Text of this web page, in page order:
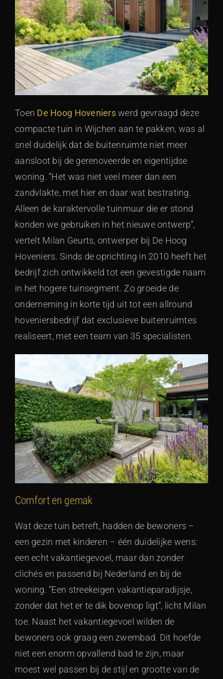
Toen De Hoog Hovenierswerd gevraagd deze
compacte tuin in Wijchen aan te pakken, was al
snel duidelijk dat de buitenruimte niet meer
aansloot bij de gerenoveerde en eigentijdse
woning. “Het was niet veel meer dan een
zandvlakte, met hier en daar wat bestrating.
Alleen de karaktervolle tuinmuur die er stond
konden we gebruiken in het nieuwe ontwerp”,
vertelt Milan Geurts, ontwerper bij De Hoog
Hoveniers. Sinds de oprichting in 2010 heeft het
bedrijf zich ontwikkeld tot een gevestigde naam
in het hogere tuinsegment. Zo groeide de
onderneming in korte tijd uit tot een allround
hoveniersbedrijf dat exclusieve buitenruimtes
realiseert, met een team van 35 specialisten.
Comfort en gemak
Wat deze tuin betreft, hadden de bewoners –
een gezin met kinderen – één duidelijke wens:
een echt vakantiegevoel, maar dan zonder
clichés en passend bij Nederland en bij de
woning. “Een streekeigen vakantieparadijsje,
zonder dat het er te dik bovenop ligt”, licht Milan
toe. Naast het vakantiegevoel wilden de
bewoners ook graag een zwembad. Dit hoefde
niet een enorm opvallend bad te zijn, maar
moest wel passen bij de stijl en grootte van de